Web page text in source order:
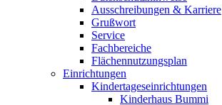
Ausschreibungen & Karriere
Grußwort
Service
Fachbereiche
Flächennutzungsplan
Einrichtungen
Kindertageseinrichtungen
Kinderhaus Bummi